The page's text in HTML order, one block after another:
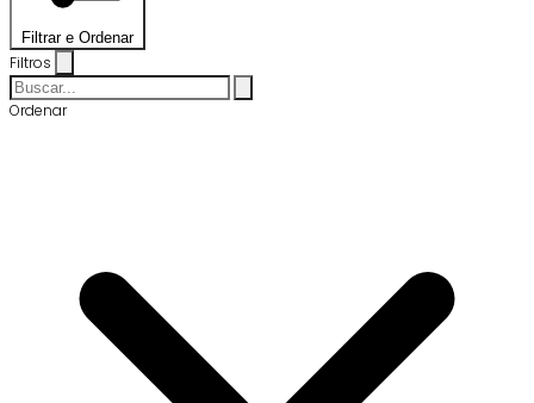
Filtrar e Ordenar
Filtros
Ordenar